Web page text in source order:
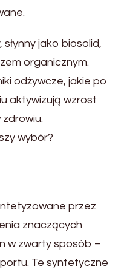
jako biosolid,
organicznym.
odżywcze, jakie po
aktywizują wzrost
wybór?
przez
znaczących
w zwarty sposób –
Te syntetyczne